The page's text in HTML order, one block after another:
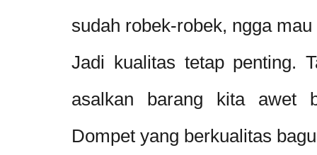
sudah robek-robek, ngga mau
Jadi kualitas tetap penting.
asalkan barang kita awet
Dompet yang berkualitas